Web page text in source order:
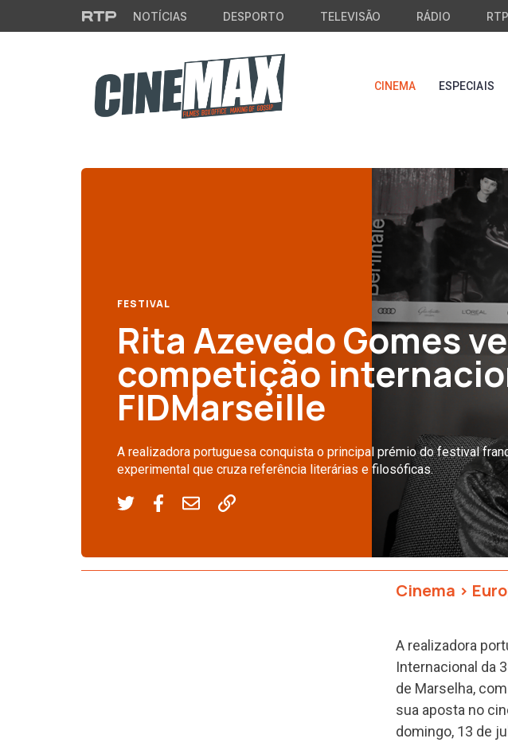
Saltar para o conteúdo principal
NOTÍCIAS DESPORTO TELEVISÃO RÁDIO
CINEMA ESPECIAIS
FESTIVAL
Rita Azevedo Gomes
competição
FIDMarseille
A realizadora portuguesa conquista o principal prémio do festival
experimental que cruza referência literárias e filosóficas.
Cinema >
A realizadora
Internacional da
de Marselha,
sua aposta no
domingo, 13 de